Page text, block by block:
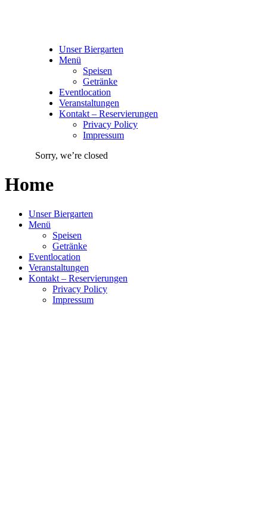
Unser Biergarten
Menü
Speisen
Getränke
Eventlocation
Veranstaltungen
Kontakt – Reservierungen
Privacy Policy
Impressum
Sorry, we’re closed
Home
Unser Biergarten
Menü
Speisen
Getränke
Eventlocation
Veranstaltungen
Kontakt – Reservierungen
Privacy Policy
Impressum